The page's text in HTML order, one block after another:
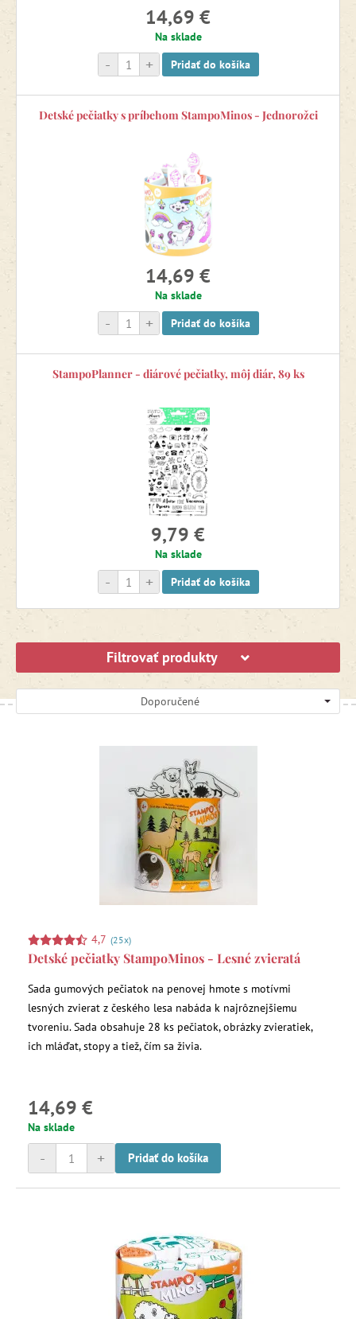
14,69 €
Na sklade
+
- Pridať do košíka
Detské pečiatky s príbehom StampoMinos - Jednorožci
14,69 €
Na sklade
+
- Pridať do košíka
StampoPlanner - diárové pečiatky, môj diár, 89 ks
9,79 €
Na sklade
+
- Pridať do košíka
Filtrovať produkty
Doporučené
4,7 (25x)
Detské pečiatky StampoMinos - Lesné zvieratá
Sada gumových pečiatok na penovej hmote s motívmi
lesných zvierat z českého lesa nabáda k najrôznejšiemu
tvoreniu. Sada obsahuje 28 ks pečiatok, obrázky zvieratiek,
ich mláďat, stopy a tiež, čím sa živia.
14,69 €
Na sklade
+
- Pridať do košíka